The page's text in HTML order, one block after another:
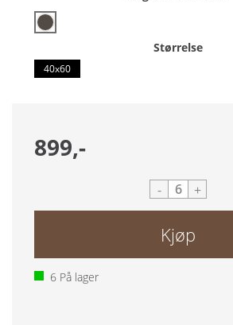
Størrelse
40x60
899,-
- +
Kjøp
6 På lager